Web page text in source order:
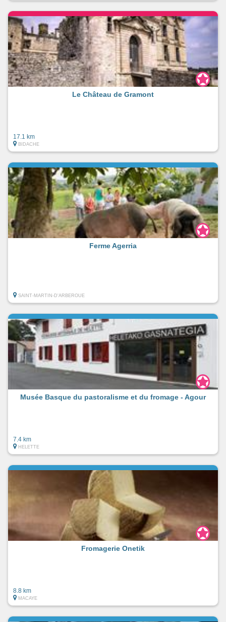
Le Château de Gramont
17.1 km
BIDACHE
Ferme Agerria
SAINT-MARTIN-D'ARBEROUE
Musée Basque du pastoralisme et du fromage - Agour
7.4 km
HELETTE
Fromagerie Onetik
8.8 km
MACAYE